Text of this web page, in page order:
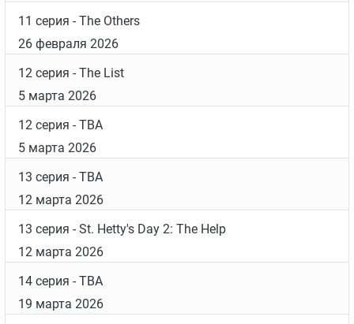
11 серия - The Others
26 февраля 2026
12 серия - The List
5 марта 2026
12 серия - TBA
5 марта 2026
13 серия - TBA
12 марта 2026
13 серия - St. Hetty's Day 2: The Help
12 марта 2026
14 серия - TBA
19 марта 2026